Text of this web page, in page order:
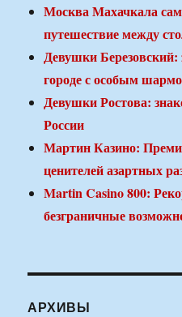
Москва Махачкала
путешествие между
Девушки
городе с особым
Девушки Ростова:
России
Мартин Казино:
ценителей азартных
Martin Casino 800:
безграничные
АРХИВЫ